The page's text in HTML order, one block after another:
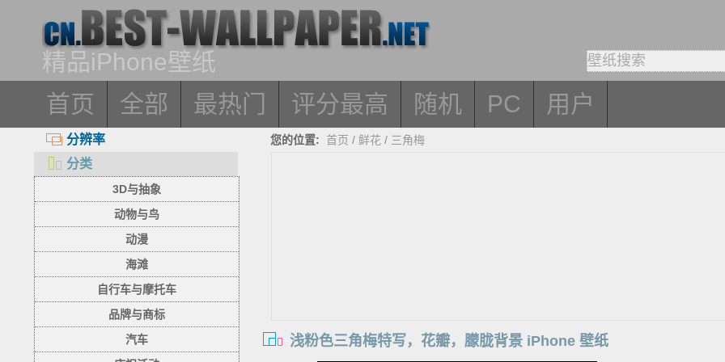
精品iPhone壁纸
首页
全部 最热门 评分最高 随机 PC 用户
分辨率
分类
3D与抽象
动物与鸟
动漫
海滩
自行车与摩托车
品牌与商标
汽车
您的位置: 首页 /鲜花 / 三角梅
浅粉色三角梅特写，花瓣，朦胧背景 iPhone 壁纸